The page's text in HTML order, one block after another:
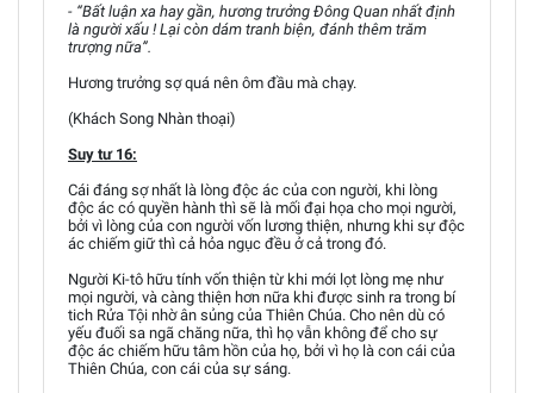
- “Bất luận xa hay gần, hương trưởng Đông Quan nhất định
là người xấu ! Lại còn dám tranh biện, đánh thêm trăm
trượng nữa”.
Hương trưởng sợ quá nên ôm đầu mà chạy.
(Khách Song Nhàn thoại)
Suy tư 16:
Cái đáng sợ nhất là lòng độc ác của con người, khi lòng
độc ác có quyền hành thì sẽ là mối đại họa cho mọi người,
bởi vì lòng của con người vốn lương thiện, nhưng khi sự độc
ác chiếm giữ thì cả hỏa ngục đều ở cả trong đó.
Người Ki-tô hữu tính vốn thiện từ khi mới lọt lòng mẹ như
mọi người, và càng thiện hơn nữa khi được sinh ra trong bí
tich Rửa Tội nhờ ân sủng của Thiên Chúa. Cho nên dù có
yếu đuối sa ngã chăng nữa, thì họ vẫn không để cho sự
độc ác chiếm hữu tâm hồn của họ, bởi vì họ là con cái của
Thiên Chúa, con cái của sự sáng.